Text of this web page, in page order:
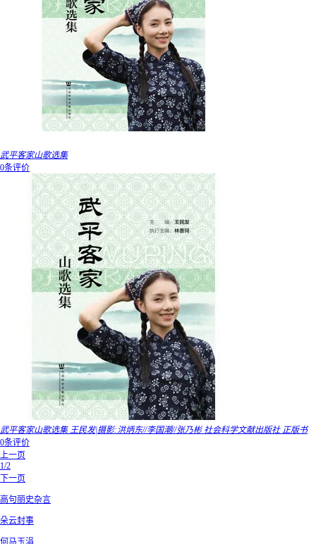
武平客家山歌选集
0条评价
武平客家山歌选集 王民发|摄影:洪炳东//李国潮//张乃彬 社会科学文献出版社 正版书
0条评价
上一页
1/2
下一页
高句丽史杂言
朵云封事
何马玉涓